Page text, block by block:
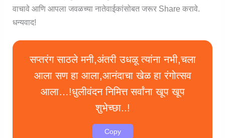
वाचावे आणि आपला जवळच्या नातेवाईकांसोबत जरूर Share करावे.
धन्यवाद!
सप्तरंग साठले मनी,अंतरी उधळू त्यांना नभी,चला
आला सण हा आला,आनंदाचा खेळ हा रंगोत्सव
आला…!धुलीवंदन निमित्त सर्वांना खूप खूप
शुभेच्छा..!
Copy